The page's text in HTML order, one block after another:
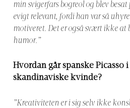
min svigerfars bogreol og blev besat
evigt relevant, fordi han var så
motiveret. Det er også svært ikke at
humor.”
Hvordan går spanske Picasso
skandinaviske kvinde?
”Kreativiteten er i sig selv ikke